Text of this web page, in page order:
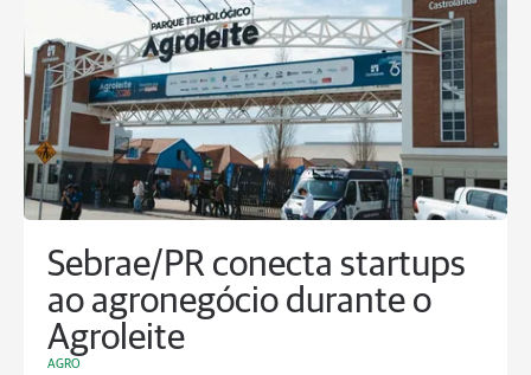
Sebrae/PR conecta startups
ao agronegócio durante o
Agroleite
AGRO